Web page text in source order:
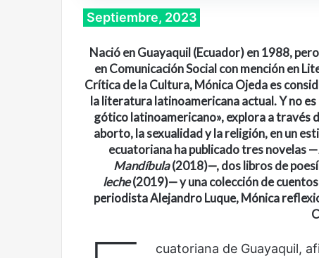
Septiembre, 2023
Nació enGuayaquil (Ecuador) en1988,
en Comunicación Social con mención en
Crítica de la Cultura,Mónica Ojedaes
la literatura latinoamericana actual. Y no
gótico latinoamericano»,explora a través
aborto, la sexualidad y la religión, en un
ecuatoriana ha publicado tres novelas—
Mandíbula(2018)—, dos libros de
leche(2019)—y una colección de cuentos
periodista Alejandro Luque,Mónica
cuatoriana de Guayaquil,
Sala